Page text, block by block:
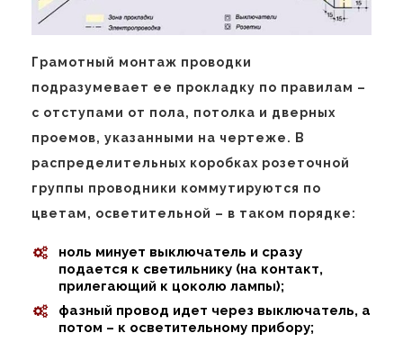
Грамотный монтаж проводки
подразумевает ее прокладку по правилам –
с отступами от пола, потолка и дверных
проемов, указанными на чертеже. В
распределительных коробках розеточной
группы проводники коммутируются по
цветам, осветительной – в таком порядке:
ноль минует выключатель и сразу
подается к светильнику (на контакт,
прилегающий к цоколю лампы);
фазный провод идет через выключатель, а
потом – к осветительному прибору;